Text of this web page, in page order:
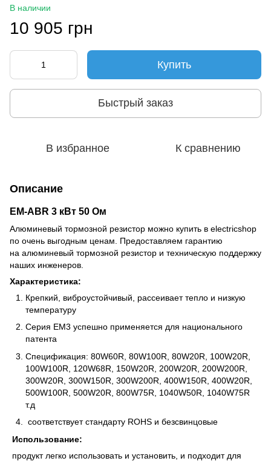
В наличии
10 905 грн
Купить
Быстрый заказ
В избранное К сравнению
Описание
EM-ABR 3 кВт 50 Oм
Алюминевый тормозной резистор можно купить в electricshop
по очень выгодным ценам. Предоставляем гарантию
на алюминевый тормозной резистор и техническую поддержку
наших инженеров.
Характеристика:
Крепкий, виброустойчивый, рассеивает тепло и низкую
температуру
Серия ЕМ3 успешно применяется для национального
патента
Спецификация: 80W60R, 80W100R, 80W20R, 100W20R,
100W100R, 120W68R, 150W20R, 200W20R, 200W200R,
300W20R, 300W150R, 300W200R, 400W150R, 400W20R,
500W100R, 500W20R, 800W75R, 1040W50R, 1040W75R
т.д
соответствует стандарту ROHS и безсвинцовые
Использование:
продукт легко использовать и установить, и подходит для